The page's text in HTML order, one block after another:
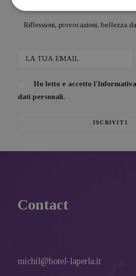
Riflessioni, provocazioni, bellezza
Ho letto e accetto l'
dati personali.
Contact
michil@hotel-laperla.it